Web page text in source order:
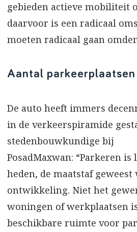
gebieden actieve mobiliteit
daarvoor is een radicaal
moeten radicaal gaan
Aantal
De auto heeft immers
in de verkeerspiramide
stedenbouwkundige bij
PosadMaxwan: “Parkeren
heden, de maatstaf
ontwikkeling. Niet het
woningen of werkplaatsen
beschikbare ruimte voor